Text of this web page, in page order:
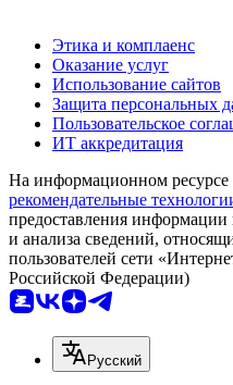
Этика и комплаенс
Оказание услуг
Использование сайтов
Защита персональных
Пользовательское
ИТ аккредитация
На информационном ресурсе
рекомендательные
предоставления информации
и анализа сведений,
пользователей сети
Российской Федерации)
Русский